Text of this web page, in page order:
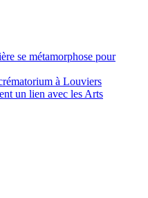
se métamorphose pour
à Louviers
un lien avec les Arts